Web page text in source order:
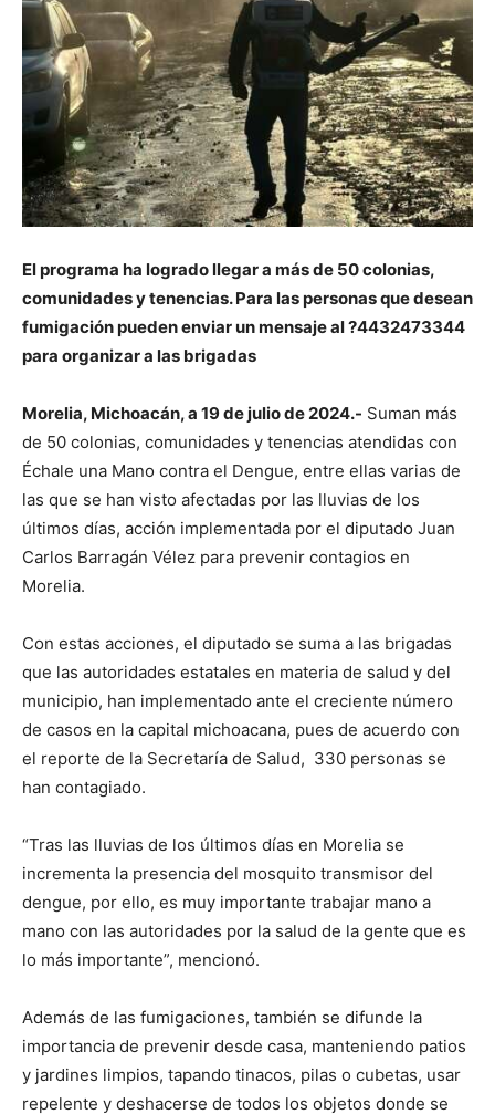
El programa ha logrado llegar a más de 50 colonias,
comunidades y tenencias. Para las personas que desean
fumigación pueden enviar un mensaje al ?4432473344
para organizar a las brigadas
Morelia, Michoacán, a 19 de julio de 2024.- Suman más
de 50 colonias, comunidades y tenencias atendidas con
Échale una Mano contra el Dengue, entre ellas varias de
las que se han visto afectadas por las lluvias de los
últimos días, acción implementada por el diputado Juan
Carlos Barragán Vélez para prevenir contagios en
Morelia.
Con estas acciones, el diputado se suma a las brigadas
que las autoridades estatales en materia de salud y del
municipio, han implementado ante el creciente número
de casos en la capital michoacana, pues de acuerdo con
el reporte de la Secretaría de Salud, 330 personas se
han contagiado.
“Tras las lluvias de los últimos días en Morelia se
incrementa la presencia del mosquito transmisor del
dengue, por ello, es muy importante trabajar mano a
mano con las autoridades por la salud de la gente que es
lo más importante”, mencionó.
Además de las fumigaciones, también se difunde la
importancia de prevenir desde casa, manteniendo patios
y jardines limpios, tapando tinacos, pilas o cubetas, usar
repelente y deshacerse de todos los objetos donde se